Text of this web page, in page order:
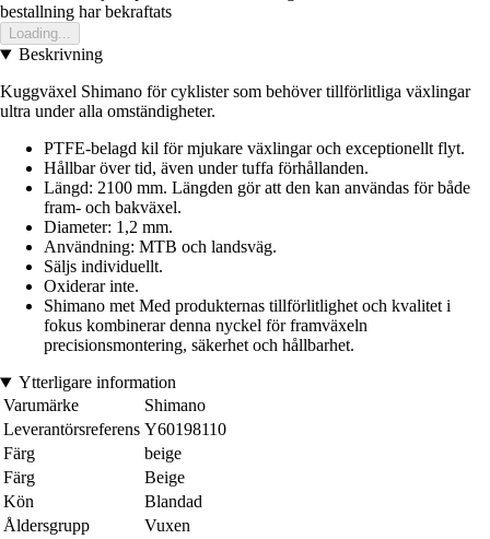
bestallning har bekraftats
Loading...
Beskrivning
Kuggväxel Shimano för cyklister som behöver tillförlitliga växlingar
ultra under alla omständigheter.
PTFE-belagd kil för mjukare växlingar och exceptionellt flyt.
Hållbar över tid, även under tuffa förhållanden.
Längd: 2100 mm. Längden gör att den kan användas för både
fram- och bakväxel.
Diameter: 1,2 mm.
Användning: MTB och landsväg.
Säljs individuellt.
Oxiderar inte.
Shimano met Med produkternas tillförlitlighet och kvalitet i
fokus kombinerar denna nyckel för framväxeln
precisionsmontering, säkerhet och hållbarhet.
Ytterligare information
Varumärke
Shimano
Leverantörsreferens Y60198110
Färg
beige
Färg
Beige
Kön
Blandad
Åldersgrupp
Vuxen